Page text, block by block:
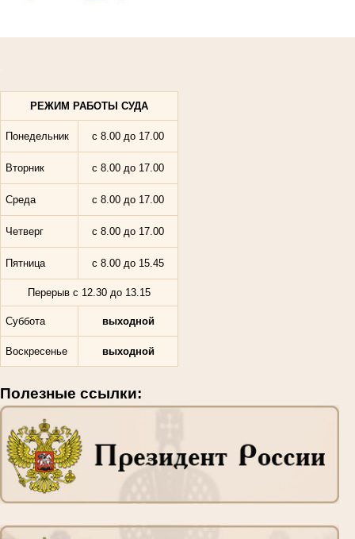
РЕЖИМ РАБОТЫ СУДА
Понедельник с 8.00 до 17.00
Вторник с 8.00 до 17.00
Среда с 8.00 до 17.00
Четверг с 8.00 до 17.00
Пятница с 8.00 до 15.45
Перерыв с 12.30 до 13.15
Суббота выходной
Воскресенье выходной
Полезные ссылки: